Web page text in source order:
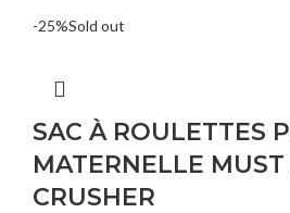
-25%Sold out
SAC À ROULETTES
MATERNELLE
CRUSHER